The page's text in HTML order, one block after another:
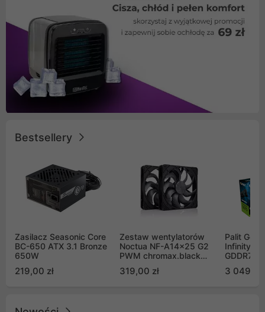
Bestsellery
Zasilacz Seasonic Core
BC-650 ATX 3.1 Bronze
650W
219,00 zł
Zestaw wentylatorów
Noctua NF-A14x25 G2
PWM chromax.black
Push Pull (2szt)
319,00 zł
Palit
Infinity 3
GDDR7
GB2050S)
3 049,00